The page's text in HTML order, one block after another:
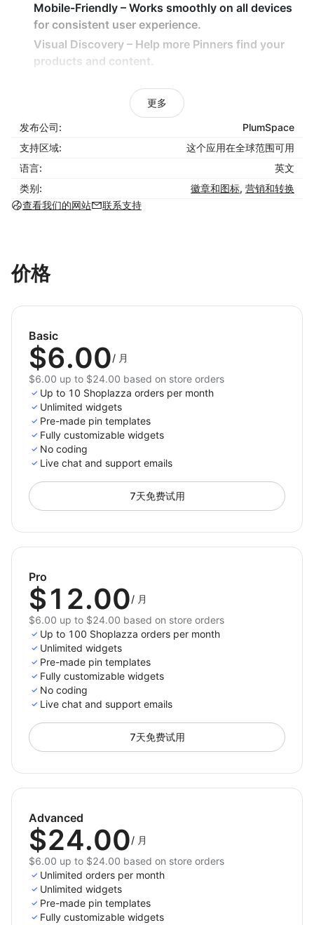
Mobile-Friendly – Works smoothly on all devices
for consistent user experience.
Visual Discovery – Help more Pinners find your
products and content.
How It Benefits Your Business:
Increase your brand visibility and reach through
Pinterest shares.
Attract new followers and potential buyers from
Pinterest’s massive audience.
Turn your website images into viral Pins that drive
lasting traffic.
InstallPinterest Pin
ambassador.
更多
发布公司:
PlumSpace
支持区域:
这个应用在全球范围可用
语言:
英文
类别:
徽章和图标, 营销和转换
查看我们的网站
联系支持
价格
Basic
$6.00/ 月
$6.00 up to $24.00 based on store orders
Up to 10 Shoplazza orders per month
Unlimited widgets
Pre-made pin templates
Fully customizable widgets
No coding
Live chat and support emails
7天免费试用
Pro
$12.00/ 月
$6.00 up to $24.00 based on store orders
Up to 100 Shoplazza orders per month
Unlimited widgets
Pre-made pin templates
Fully customizable widgets
No coding
Live chat and support emails
7天免费试用
Advanced
$24.00/ 月
$6.00 up to $24.00 based on store orders
Unlimited orders per month
Unlimited widgets
Pre-made pin templates
Fully customizable widgets